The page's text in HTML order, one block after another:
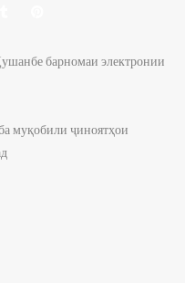
барномаи электронии
муқобили ҷиноятҳои